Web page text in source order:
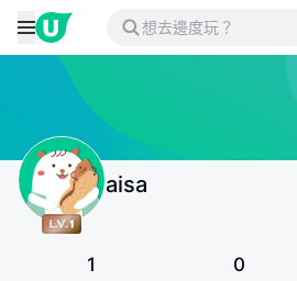
aisa
1 0